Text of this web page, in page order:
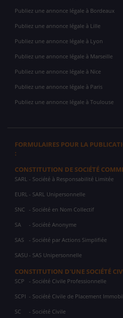
Publiez une annonce légale à Bordeaux
Publiez une annonce légale à Lille
Publiez une annonce légale à Lyon
Publiez une annonce légale à Marseille
Publiez une annonce légale à Nice
Publiez une annonce légale à Paris
Publiez une annonce légale à Toulouse
FORMULAIRES POUR LA
:
CONSTITUTION DE SOCIÉTÉ
SARL - Société à Responsabilité Limitée
EURL - SARL Unipersonnelle
SNC - Société en Nom Collectif
SA - Société Anonyme
SAS - Société par Actions Simplifiée
SASU - SAS Unipersonnelle
CONSTITUTION D'UNE SOCIÉTÉ
SCP - Société Civile Professionnelle
SCPI - Société Civile de Placement
SC - Société Civile